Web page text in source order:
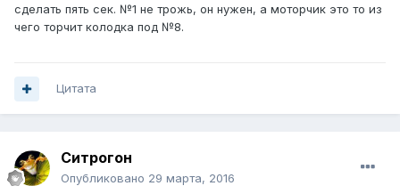
сделать пять сек. №1 не трожь, он нужен, а моторчик это то из
чего торчит колодка под №8.
Цитата
Ситрогон
Опубликовано 29 марта, 2016